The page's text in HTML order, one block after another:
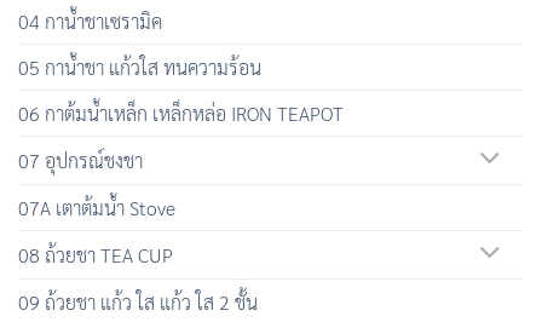
04 กาน้ำชาเซรามิค
05 กาน้ำชา แก้วใส ทนความร้อน
06 กาต้มน้ำเหล็ก เหล็กหล่อ IRON TEAPOT
07 อุปกรณ์ชงชา
07A เตาต้มน้ำ Stove
08 ถ้วยชา TEA CUP
09 ถ้วยชา แก้ว ใส แก้ว ใส 2 ชั้น